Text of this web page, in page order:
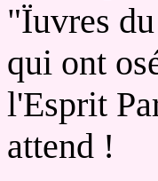
"Ïuvres
qui ont
l'Esprit
attend !